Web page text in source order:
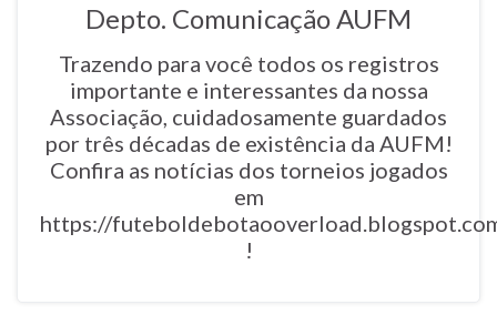
Depto. Comunicação AUFM
Trazendo para você todos os registros
importante e interessantes da nossa
Associação, cuidadosamente guardados
por três décadas de existência da AUFM!
Confira as notícias dos torneios jogados
em
https://
!